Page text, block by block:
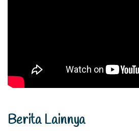
Berita Lainnya